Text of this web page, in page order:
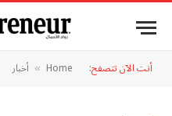
أنت الآن تتصفح: Home
» أخبار